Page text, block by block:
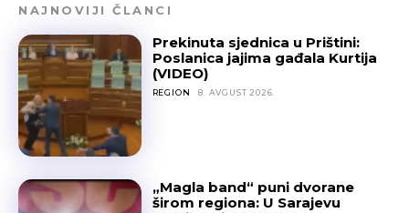
NAJNOVIJI ČLANCI
Prekinuta sjednica u Prištini:
Poslanica jajima gađala Kurtija
(VIDEO)
REGION 8. AVGUST 2026.
„Magla band“ puni dvorane
širom regiona: U Sarajevu